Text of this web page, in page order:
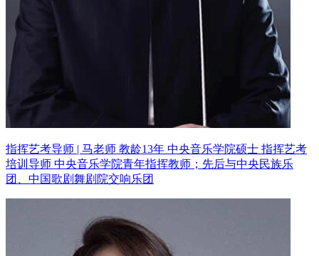
指挥艺考导师 | 马老师 教龄13年 中央音乐学院硕士 指挥艺考
培训导师 中央音乐学院青年指挥教师；先后与中央民族乐
团、中国歌剧舞剧院交响乐团